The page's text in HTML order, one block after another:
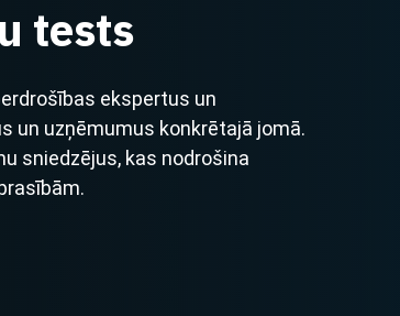
tests
ekspertus un
un uzņēmumus konkrētajā jomā.
sniedzējus, kas nodrošina